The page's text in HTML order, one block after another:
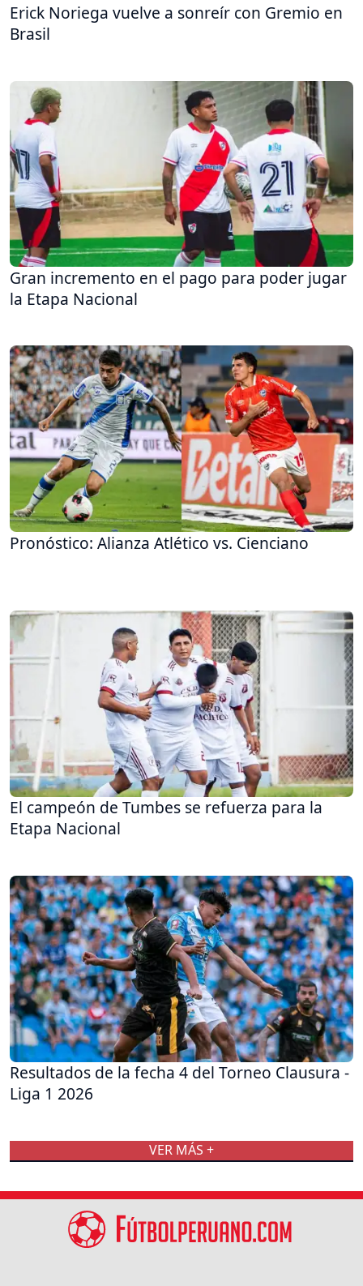
Erick Noriega vuelve a sonreír con Gremio en
Brasil
Gran incremento en el pago para poder jugar
la Etapa Nacional
Pronóstico: Alianza Atlético vs. Cienciano
El campeón de Tumbes se refuerza para la
Etapa Nacional
Resultados de la fecha 4 del Torneo Clausura -
Liga 1 2026
VER MÁS +